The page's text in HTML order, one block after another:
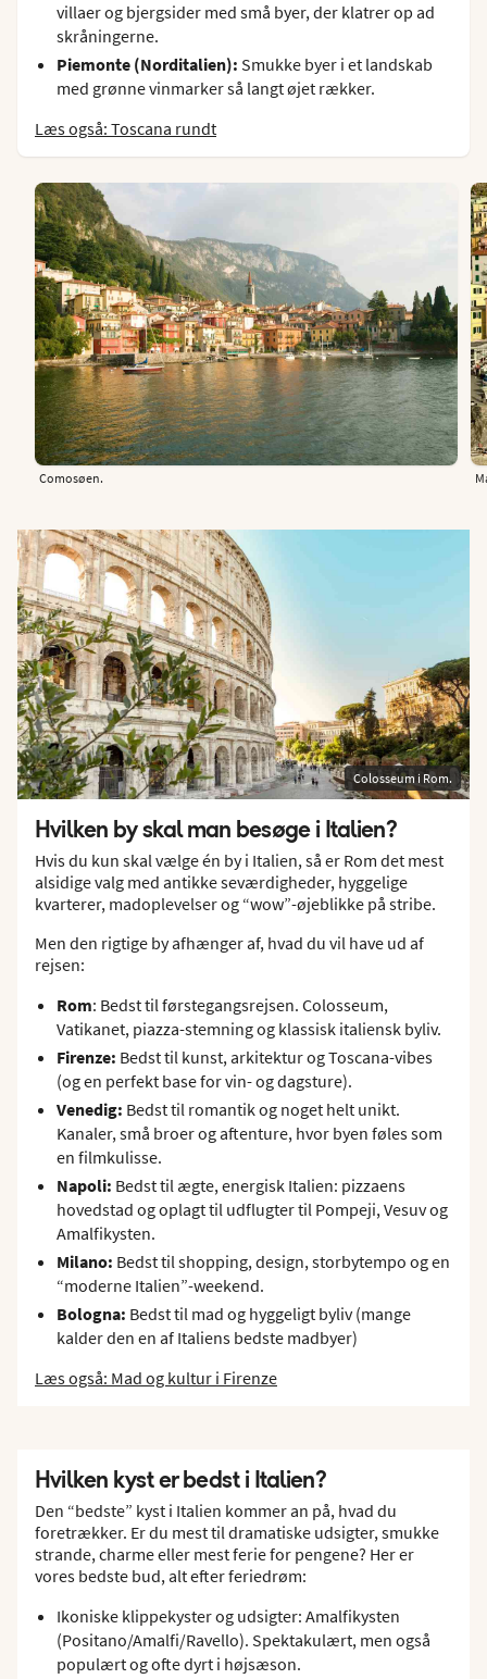
villaer og bjergsider med små byer, der klatrer op ad
skråningerne.
Piemonte (Norditalien): Smukke byer i et landskab
med grønne vinmarker så langt øjet rækker.
Læs også: Toscana rundt
Comosøen.
Colosseum i Rom.
Hvilken by skal man besøge i Italien?
Hvis du kun skal vælge én by i Italien, så er Rom det mest
alsidige valg med antikke seværdigheder, hyggelige
kvarterer, madoplevelser og “wow”-øjeblikke på stribe.
Men den rigtige by afhænger af, hvad du vil have ud af
rejsen:
Rom: Bedst til førstegangsrejsen. Colosseum,
Vatikanet, piazza-stemning og klassisk italiensk byliv.
Firenze: Bedst til kunst, arkitektur og Toscana-vibes
(og en perfekt base for vin- og dagsture).
Venedig: Bedst til romantik og noget helt unikt.
Kanaler, små broer og aftenture, hvor byen føles som
en filmkulisse.
Napoli: Bedst til ægte, energisk Italien: pizzaens
hovedstad og oplagt til udflugter til Pompeji, Vesuv og
Amalfikysten.
Milano: Bedst til shopping, design, storbytempo og en
“moderne Italien”-weekend.
Bologna: Bedst til mad og hyggeligt byliv (mange
kalder den en af Italiens bedste madbyer)
Læs også: Mad og kultur i Firenze
Hvilken kyst er bedst i Italien?
Den “bedste” kyst i Italien kommer an på, hvad du
foretrækker. Er du mest til dramatiske udsigter, smukke
strande, charme eller mest ferie for pengene? Her er
vores bedste bud, alt efter feriedrøm:
Ikoniske klippekyster og udsigter: Amalfikysten
(Positano/Amalfi/Ravello). Spektakulært, men også
populært og ofte dyrt i højsæson.